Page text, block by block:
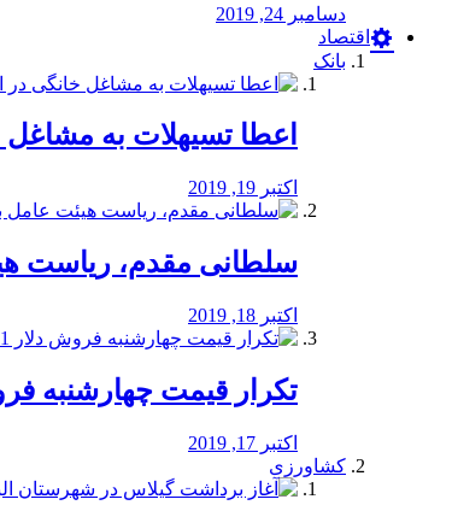
دسامبر 24, 2019
اقتصاد
بانک
️اعطا تسیهلات به مشاغل
اکتبر 19, 2019
سلطانی مقدم، ریاست
اکتبر 18, 2019
تکرار قیمت چهارشنبه فروش
اکتبر 17, 2019
کشاورزی